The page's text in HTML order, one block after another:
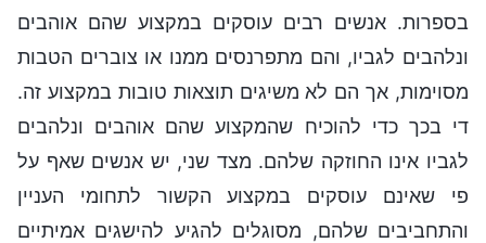
בספרות. אנשים רבים עוסקים במקצוע שהם אוהבים
ונלהבים לגביו, והם מתפרנסים ממנו או צוברים הטבות
מסוימות, אך הם לא משיגים תוצאות טובות במקצוע זה.
די בכך כדי להוכיח שהמקצוע שהם אוהבים ונלהבים
לגביו אינו החוזקה שלהם. מצד שני, יש אנשים שאף על
פי שאינם עוסקים במקצוע הקשור לתחומי העניין
והתחביבים שלהם, מסוגלים להגיע להישגים אמיתיים